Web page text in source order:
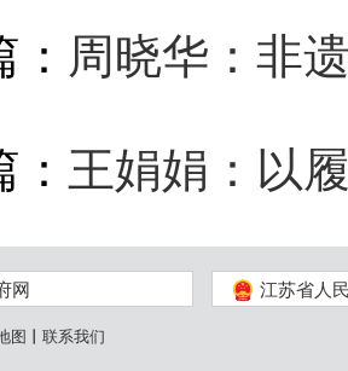
： 周晓华：非
王娟娟：以
网 江苏省人
图
联系我们